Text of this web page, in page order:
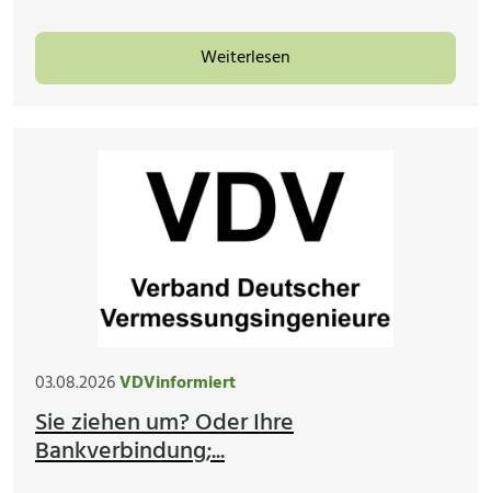
Weiterlesen
03.08.2026VDVinformiert
Sie ziehen um? Oder Ihre
Bankverbindung;...